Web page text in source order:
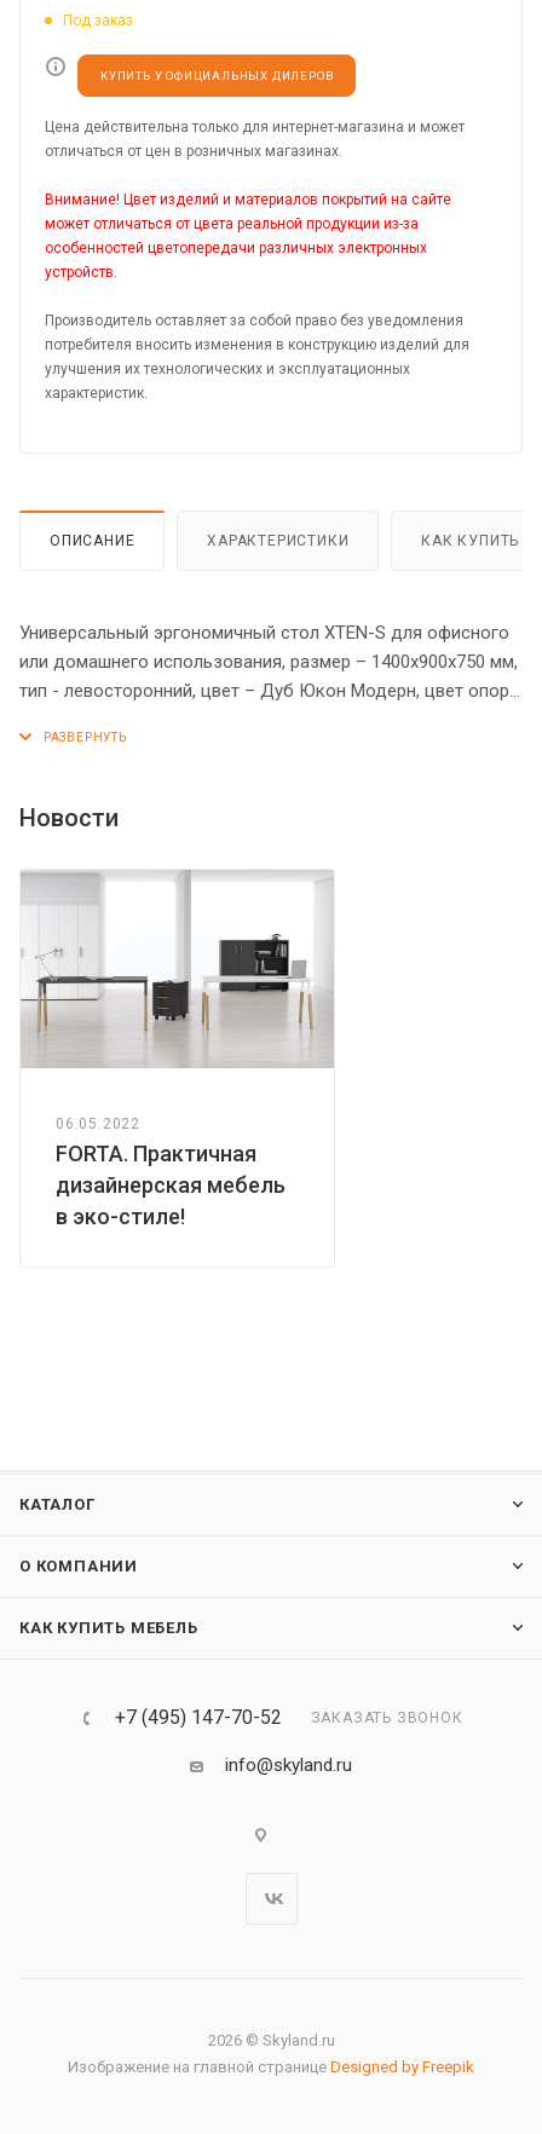
Под заказ
КУПИТЬ У ОФИЦИАЛЬНЫХ ДИЛЕРОВ
Цена действительна только для интернет-магазина и может
отличаться от цен в розничных магазинах.
Внимание! Цвет изделий и материалов покрытий на сайте
может отличаться от цвета реальной продукции из-за
особенностей цветопередачи различных электронных
устройств.
Производитель оставляет за собой право без уведомления
потребителя вносить изменения в конструкцию изделий для
улучшения их технологических и эксплуатационных
характеристик.
ОПИСАНИЕ ХАРАКТЕРИСТИКИ КАК КУПИТЬ
Универсальный эргономичный стол XTEN-S для офисного
или домашнего использования, размер – 1400х900х750 мм,
тип - левосторонний, цвет – Дуб Юкон Модерн, цвет опор
долговечным металлокаркасом типа BENCH из двух П-
металлической траверсой. Металлокаркас имеет
обеспечат столу устойчивость на неровном полу.
Новости
06.05.2022
FORTA. Практичная
дизайнерская мебель
в эко-стиле!
КАТАЛОГ
О КОМПАНИИ
КАК КУПИТЬ МЕБЕЛЬ
+7 (495) 147-70-52 ЗАКАЗАТЬ ЗВОНОК
info@skyland.ru
2026 © Skyland.ru
Изображение на главной странице Designed by Freepik